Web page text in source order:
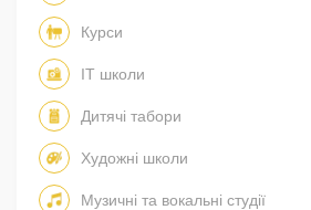
Курси
IT школи
Дитячі табори
Художні школи
Музичні та вокальні студії